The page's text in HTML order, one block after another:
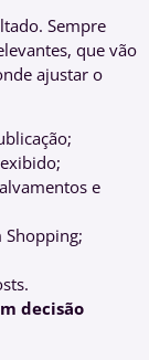
Sempre
que vão
ajustar o
e
decisão